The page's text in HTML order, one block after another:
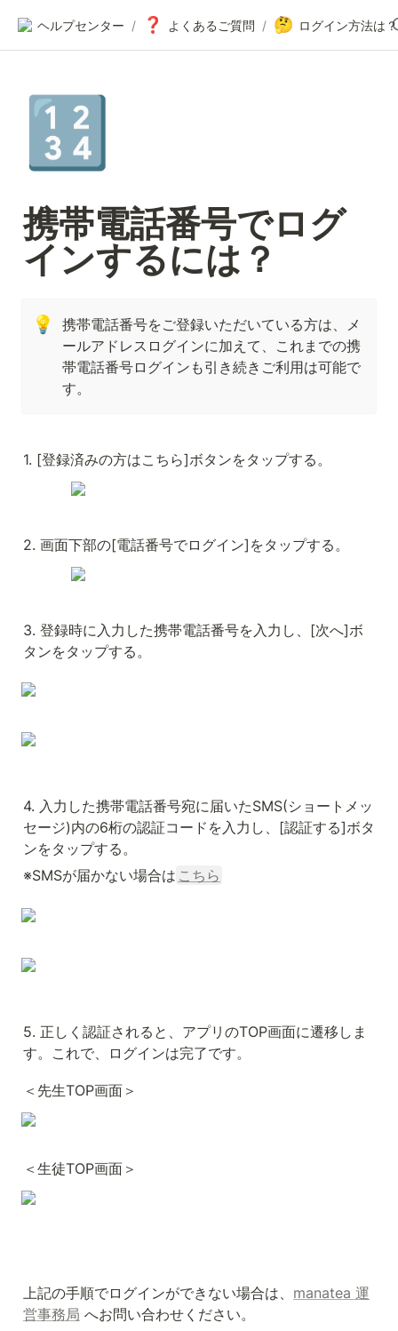
ヘルプセンター / ❓ よくあるご質問 / 🤔 ログイン方法は？
🔢
携帯電話番号でログ
インするには？
💡
携帯電話番号をご登録いただいている方は、メ
ールアドレスログインに加えて、これまでの携
帯電話番号ログインも引き続きご利用は可能で
す。
1. [登録済みの方はこちら]ボタンをタップする。
2. 画面下部の[電話番号でログイン]をタップする。
3. 登録時に入力した携帯電話番号を入力し、[次へ]ボ
タンをタップする。
4. 入力した携帯電話番号宛に届いたSMS(ショートメッ
セージ)内の6桁の認証コードを入力し、[認証する]ボタ
ンをタップする。
※SMSが届かない場合は こちら
5. 正しく認証されると、アプリのTOP画面に遷移しま
す。これで、ログインは完了です。
＜先生TOP画面＞
＜生徒TOP画面＞
上記の手順でログインができない場合は、 manatea 運
営事務局 へお問い合わせください。